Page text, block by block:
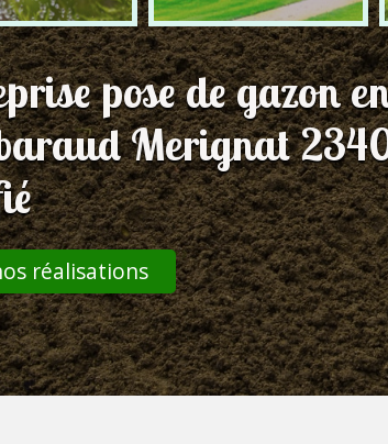
pose de gazon
Merignat
réalisations